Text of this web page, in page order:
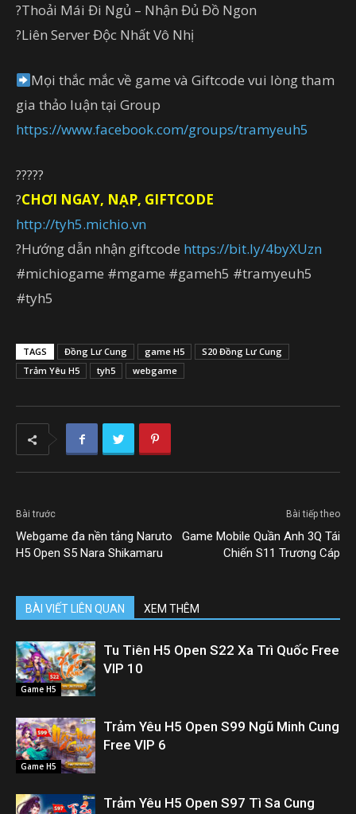
?Thoải Mái Đi Ngủ – Nhận Đủ Đồ Ngon
?Liên Server Độc Nhất Vô Nhị
Mọi thắc mắc về game và Giftcode vui lòng tham
gia thảo luận tại Group
https://www.facebook.com/groups/tramyeuh5
?????
?CHƠI NGAY, NẠP, GIFTCODE
http://tyh5.michio.vn
?Hướng dẫn nhận giftcode https://bit.ly/4byXUzn
#michiogame #mgame #gameh5 #tramyeuh5
#tyh5
TAGS Đồng Lư Cung game H5
S20 Đồng Lư Cung
Trảm Yêu H5
tyh5 webgame
Bài trước
Webgame đa nền tảng Naruto
H5 Open S5 Nara Shikamaru
Bài tiếp theo
Game Mobile Quần Anh 3Q Tái
Chiến S11 Trương Cáp
BÀI VIẾT LIÊN QUAN XEM THÊM
Game H5
Tu Tiên H5 Open S22 Xa Trì Quốc Free
VIP 10
Game H5
Trảm Yêu H5 Open S99 Ngũ Minh Cung
Free VIP 6
Trảm Yêu H5 Open S97 Tì Sa Cung